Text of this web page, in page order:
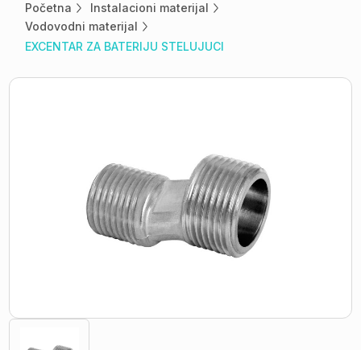
Početna
Instalacioni materijal
Vodovodni materijal
EXCENTAR ZA BATERIJU STELUJUCI